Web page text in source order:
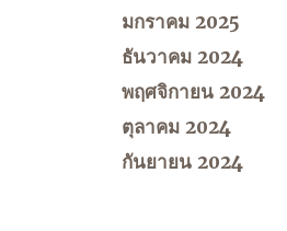
มกราคม 2025
ธันวาคม 2024
พฤศจิกายน 2024
ตุลาคม 2024
กันยายน 2024